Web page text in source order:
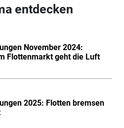
entdecken
November 2024:
Flottenmarkt geht die Luft
2025: Flotten bremsen